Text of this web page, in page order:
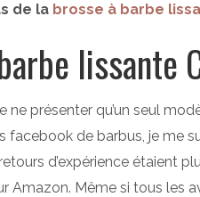
de la brosse à barbe
lissante
ne présenter qu’un seul
de barbus, je me
d’expérience étaient
Amazon. Même si tous les